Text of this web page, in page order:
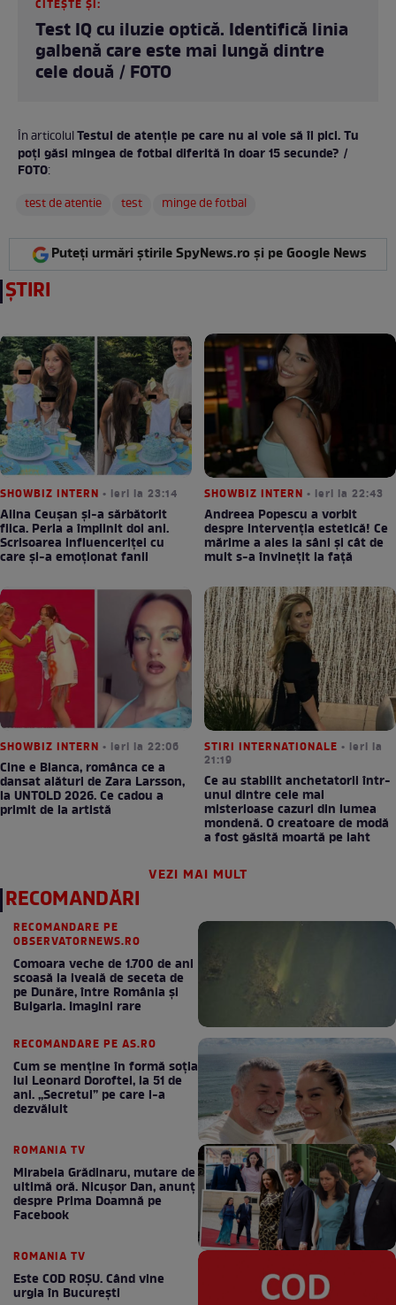
CITEȘTE ȘI:
Test IQ cu iluzie optică. Identifică linia
galbenă care este mai lungă dintre
cele două / FOTO
În articolulTestul de atenție pe care nu ai voie să îl pici. Tu
poți găsi mingea de fotbal diferită în doar 15 secunde? /
FOTO:
test de atentie
test minge de fotbal
Puteți urmări știrile SpyNews.ro și pe Google News
ȘTIRI
SHOWBIZ INTERN • ieri la 23:14
Alina Ceușan și-a sărbătorit
fiica. Perla a împlinit doi ani.
Scrisoarea influenceriței cu
care și-a emoționat fanii
SHOWBIZ INTERN • ieri la 22:43
Andreea Popescu a vorbit
despre intervenția estetică! Ce
mărime a ales la sâni și cât de
mult s-a învinețit la față
SHOWBIZ INTERN • ieri la 22:06
Cine e Bianca, românca ce a
dansat alături de Zara Larsson,
la UNTOLD 2026. Ce cadou a
primit de la artistă
STIRI INTERNATIONALE • ieri la
21:19
Ce au stabilit anchetatorii într-
unul dintre cele mai
misterioase cazuri din lumea
mondenă. O creatoare de modă
a fost găsită moartă pe iaht
VEZI MAI MULT
RECOMANDĂRI
RECOMANDARE PE
OBSERVATORNEWS.RO
Comoara veche de 1.700 de ani
scoasă la iveală de seceta de
pe Dunăre, între România şi
Bulgaria. Imagini rare
RECOMANDARE PE AS.RO
Cum se menţine în formă soţia
lui Leonard Doroftei, la 51 de
ani. „Secretul” pe care l-a
dezvăluit
ROMANIA TV
Mirabela Grădinaru, mutare de
ultimă oră. Nicuşor Dan, anunţ
despre Prima Doamnă pe
Facebook
ROMANIA TV
Este COD ROŞU. Când vine
urgia în Bucureşti